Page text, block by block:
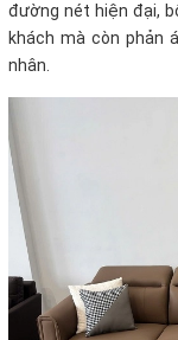
đường nét hiện đại,
khách mà còn phản
nhân.